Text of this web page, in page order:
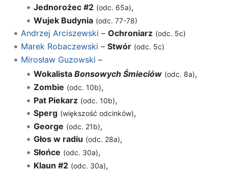
Jednorożec #2 (odc. 65a),
Wujek Budynia (odc. 77-78)
Andrzej Arciszewski – Ochroniarz (odc. 5c)
Marek Robaczewski – Stwór (odc. 5c)
Mirosław Guzowski –
WokalistaBonsowych Śmieciów (odc. 8a),
Zombie (odc. 10b),
Pat Piekarz (odc. 10b),
Sperg (większość odcinków),
George (odc. 21b),
Głos w radiu (odc. 28a),
Słońce (odc. 30a),
Klaun #2 (odc. 30a),